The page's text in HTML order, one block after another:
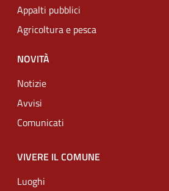
Appalti pubblici
Agricoltura e pesca
NOVITÀ
Notizie
Avvisi
Comunicati
VIVERE IL COMUNE
Luoghi